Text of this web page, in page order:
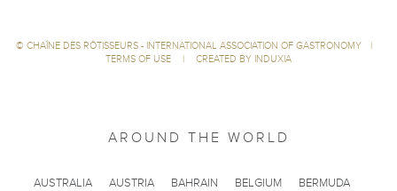
© CHAÎNE DES RÔTISSEURS - INTERNATIONAL ASSOCIATION OF GASTRONOMY
|
TERMS OF USE
| CREATED BY INDUXIA
AROUND THE WORLD
AUSTRALIA AUSTRIA BAHRAIN BELGIUM
BERMUDA